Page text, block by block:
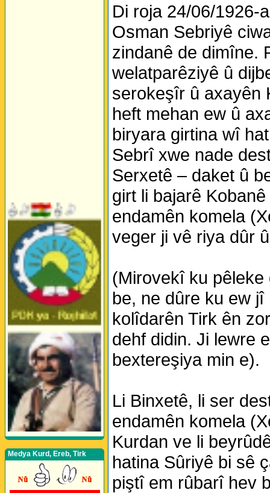
Medya Kurd, Ereb, Tirk
Di roja 24/06/1926-
Osman Sebriyê
zindanê de dimîne.
welatparêziyê û
serokeşîr û axayên
heft mehan ew û
biryara girtina wî
Sebrî xwe nade
Serxetê – daket û
girt li bajarê
endamên komela
veger ji vê riya dûr
(Mirovekî ku
be, ne dûre ku ew
kolîdarên Tirk ên
dehf didin. Ji lewre
bextereşiya min e).
Li Binxetê, li ser
endamên komela
Kurdan ve li
hatina Sûriyê bi sê
piştî em rûbarî hev